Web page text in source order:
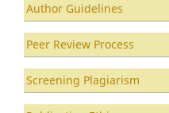
Author Guidelines
Peer Review Process
Screening Plagiarism